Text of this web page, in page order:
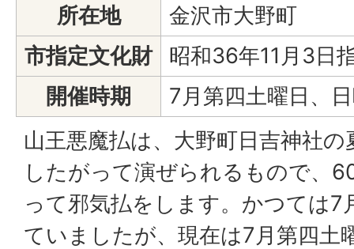
所在地
金沢市大野町
市指定文化財
昭和36年11月3日
開催時期
7月第四土曜日、
山王悪魔払は、大野町日吉神社
したがって演ぜられるもので、
って邪気払をします。かつては
ていましたが、現在は7月第四土